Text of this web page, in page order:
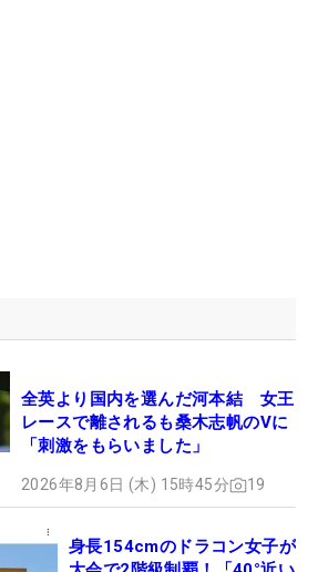
全英より国内を選んだ河本結 女王
レースで離されるも桑木志帆のVに
「刺激をもらいました」
2026年8月6日 (木) 15時45分 19
身長154cmのドラコン女子が